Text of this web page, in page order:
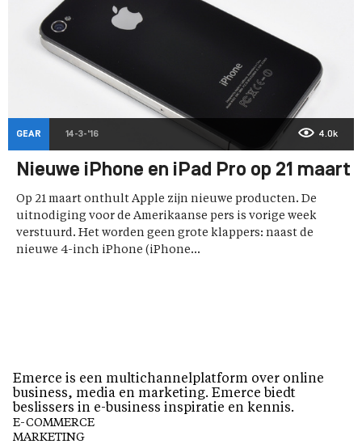
GEAR 14-3-'16 4.0k
Nieuwe iPhone en iPad Pro op 21 maart
Op 21 maart onthult Apple zijn nieuwe producten. De
uitnodiging voor de Amerikaanse pers is vorige week
verstuurd. Het worden geen grote klappers: naast de
nieuwe 4-inch iPhone (iPhone...
Emerce is een multichannelplatform over online
business, media en marketing. Emerce biedt
beslissers in e-business inspiratie en kennis.
E-COMMERCE
MARKETING